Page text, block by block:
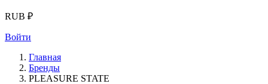
RUB ₽
Войти
Главная
Бренды
PLEASURE STATE